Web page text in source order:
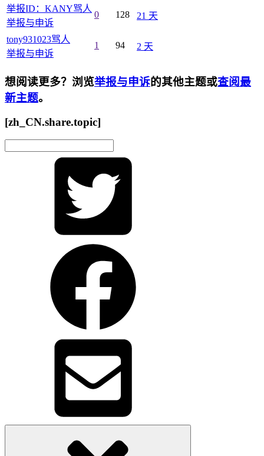
举报ID：KANY骂人
举报与申诉
0 128 21 天
tony931023骂人
举报与申诉
1 94 2 天
想阅读更多？浏览举报与申诉的其他主题或查阅最
新主题。
[zh_CN.share.topic]